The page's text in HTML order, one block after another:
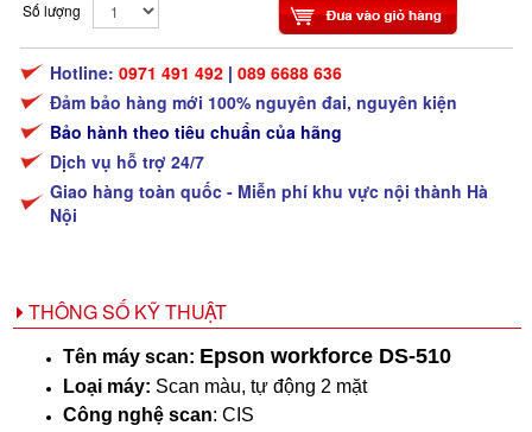
Số lượng
Hotline: 0971 491 492 | 089 6688 636
Đảm bảo hàng mới 100% nguyên đai, nguyên kiện
Bảo hành theo tiêu chuẩn của hãng
Dịch vụ hỗ trợ 24/7
Giao hàng toàn quốc - Miễn phí khu vực nội thành Hà
Nội
THÔNG SỐ KỸ THUẬT
Tên máy scan: Epson workforce DS-510
Loại máy: Scan màu, tự động 2 mặt
Công nghệ scan: CIS